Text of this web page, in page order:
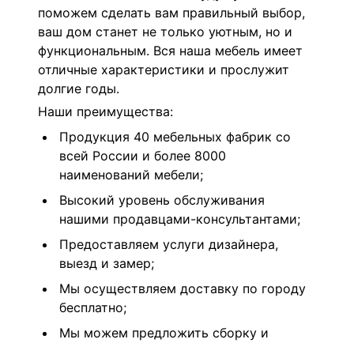
поможем сделать вам правильный выбор,
ваш дом станет не только уютным, но и
функциональным. Вся наша мебель имеет
отличные характеристики и прослужит
долгие годы.
Наши преимущества:
Продукция 40 мебельных фабрик со
всей России и более 8000
наименований мебели;
Высокий уровень обслуживания
нашими продавцами-консультантами;
Предоставляем услуги дизайнера,
выезд и замер;
Мы осуществляем доставку по городу
бесплатно;
Мы можем предложить сборку и